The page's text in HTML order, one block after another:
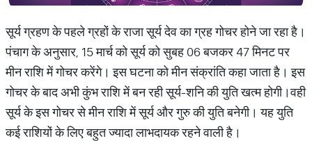
सूर्य ग्रहण के पहले ग्रहों के राजा सूर्य देव का ग्रह गोचर होने जा रहा है।
पंचाग के अनुसार, 15 मार्च को सूर्य को सुबह 06 बजकर 47 मिनट पर
मीन राशि में गोचर करेंगे। इस घटना को मीन संक्रांति कहा जाता है। इस
गोचर के बाद अभी कुंभ राशि में बन रही सूर्य-शनि की युति खत्म होगी।वही
सूर्य के इस गोचर से मीन राशि में सूर्य और गुरु की युति बनेगी। यह युति
कई राशियों के लिए बहुत ज्यादा लाभदायक रहने वाली है।